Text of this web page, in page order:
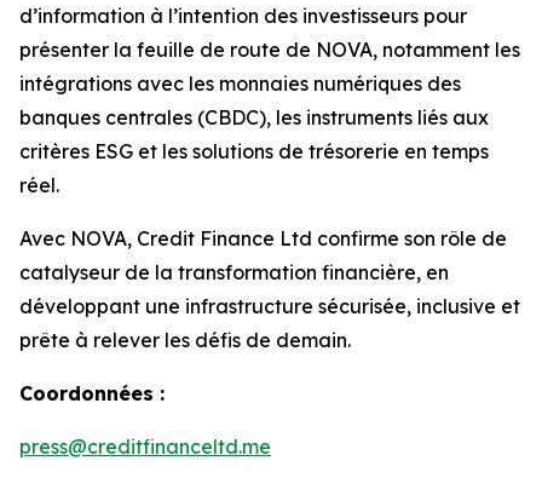
d’information à l’intention des investisseurs pour
présenter la feuille de route de NOVA, notamment les
intégrations avec les monnaies numériques des
banques centrales (CBDC), les instruments liés aux
critères ESG et les solutions de trésorerie en temps
réel.
Avec NOVA, Credit Finance Ltd confirme son rôle de
catalyseur de la transformation financière, en
développant une infrastructure sécurisée, inclusive et
prête à relever les défis de demain.
Coordonnées :
press@creditfinanceltd.me